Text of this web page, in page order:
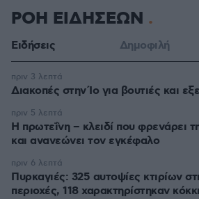
ΡΟΗ ΕΙΔΗΣΕΩΝ
Ειδήσεις Δημοφιλή
Διακοπές στην Ίο για βουτιές και
πριν 3 λεπτά
Η πρωτεΐνη – κλειδί που φρενάρει
και ανανεώνει τον εγκέφαλο
πριν 5 λεπτά
Πυρκαγιές: 325 αυτοψίες κτιρίων
περιοχές, 118 χαρακτηρίστηκαν
πριν 6 λεπτά